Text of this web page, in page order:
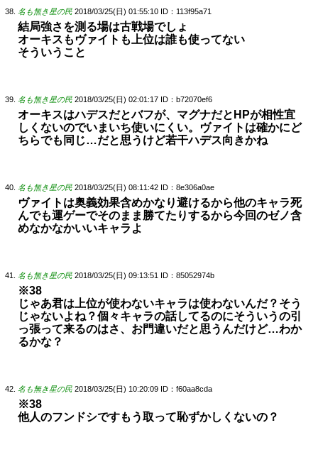
名も無き星の民 2018/03/25(日) 01:55:10 ID：113f95a71
結局強さを測る場は古戦場でしょ
オーキスもヴァイトも上位は誰も使ってない
そういうこと
名も無き星の民 2018/03/25(日) 02:01:17 ID：b72070ef6
オーキスはハデスだとバフが、マグナだとHPが相性宜
しくないのでいまいち使いにくい。ヴァイトは確かにど
ちらでも同じ…だと思うけど若干ハデス向きかね
名も無き星の民 2018/03/25(日) 08:11:42 ID：8e306a0ae
ヴァイトは奥義効果含めかなり避けるから他のキャラ死
んでも運ゲーでそのまま勝てたりするから今回のゼノ含
めなかなかいいキャラよ
名も無き星の民 2018/03/25(日) 09:13:51 ID：85052974b
※38
じゃあ君は上位が使わないキャラは使わないんだ？そう
じゃないよね？個々キャラの話してるのにそういうの引
っ張って来るのはさ、お門違いだと思うんだけど…わか
るかな？
名も無き星の民 2018/03/25(日) 10:20:09 ID：f60aa8cda
※38
他人のフンドシですもう取って恥ずかしくないの？